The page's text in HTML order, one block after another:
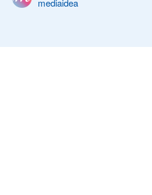
mediaidea